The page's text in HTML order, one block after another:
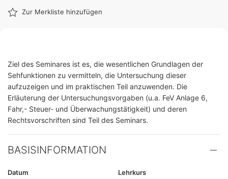
Zur Merkliste hinzufügen
Ziel des Seminares ist es, die wesentlichen Grundlagen der
Sehfunktionen zu vermitteln, die Untersuchung dieser
aufzuzeigen und im praktischen Teil anzuwenden. Die
Erläuterung der Untersuchungsvorgaben (u.a. FeV Anlage 6,
Fahr,- Steuer- und Überwachungstätigkeit) und deren
Rechtsvorschriften sind Teil des Seminars.
BASISINFORMATION
Datum
Lehrkurs